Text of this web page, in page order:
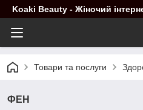
Koaki Beauty - Жіночий
Товари та послуги
ФЕН